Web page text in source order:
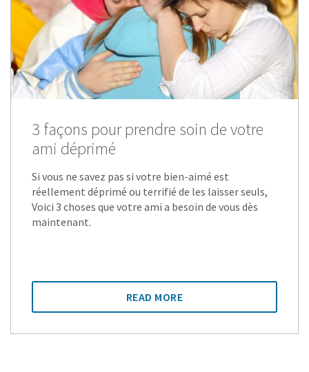
3 façons pour prendre soin de votre
ami déprimé
Si vous ne savez pas si votre bien-aimé est
réellement déprimé ou terrifié de les laisser seuls,
Voici 3 choses que votre ami a besoin de vous dès
maintenant.
READ MORE